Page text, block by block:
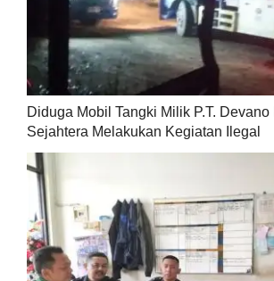
Diduga Mobil Tangki Milik P.T. Devano
Sejahtera Melakukan Kegiatan Ilegal